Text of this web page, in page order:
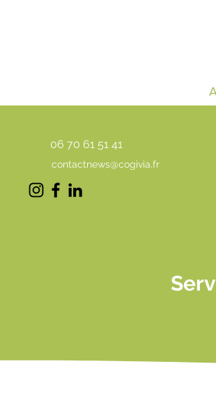
06 70 61 51 41
contactnews@cogivia.fr